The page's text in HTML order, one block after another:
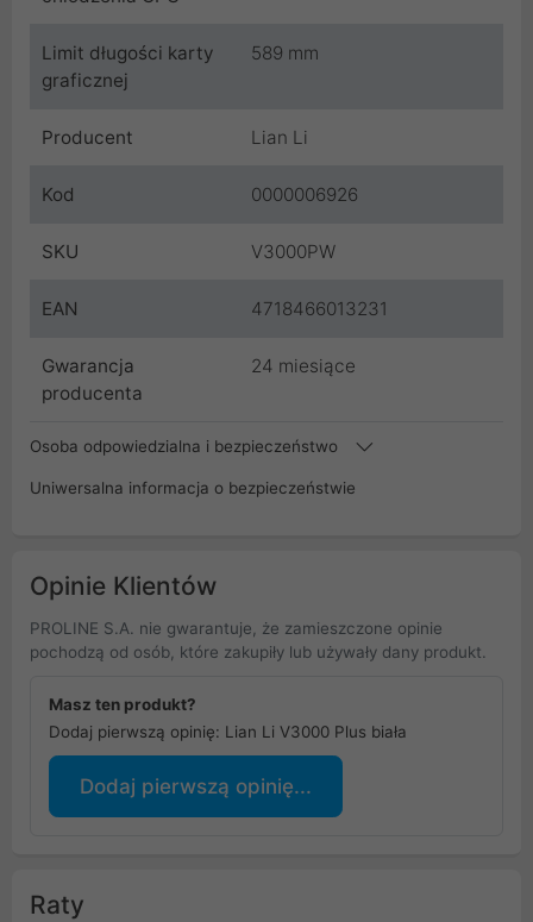
Limit długości karty
graficznej
589 mm
Producent Lian Li
Kod 0000006926
SKU V3000PW
EAN 4718466013231
Gwarancja
producenta
24 miesiące
Osoba odpowiedzialna i bezpieczeństwo
Uniwersalna informacja o bezpieczeństwie
Opinie Klientów
PROLINE S.A. nie gwarantuje, że zamieszczone opinie
pochodzą od osób, które zakupiły lub używały dany produkt.
Masz ten produkt?
Dodaj pierwszą opinię: Lian Li V3000 Plus biała
Dodaj pierwszą opinię...
Raty